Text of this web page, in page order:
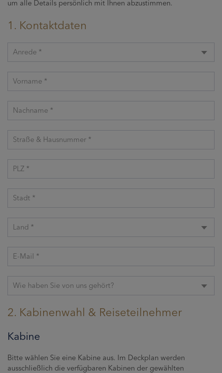
um alle Details persönlich mit Ihnen abzustimmen.
1. Kontaktdaten
Anrede *
Vorname *
Nachname *
Straße & Hausnummer *
PLZ *
Stadt *
Land *
E-Mail *
Wie haben Sie von uns gehört?
2. Kabinenwahl & Reiseteilnehmer
Kabine
Bitte wählen Sie eine Kabine aus. Im Deckplan werden
ausschließlich die verfügbaren Kabinen der gewählten